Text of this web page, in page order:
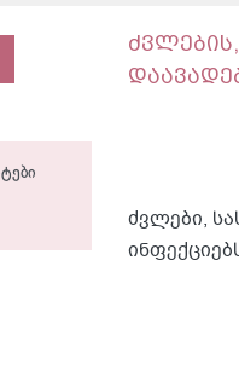
ძვლები,